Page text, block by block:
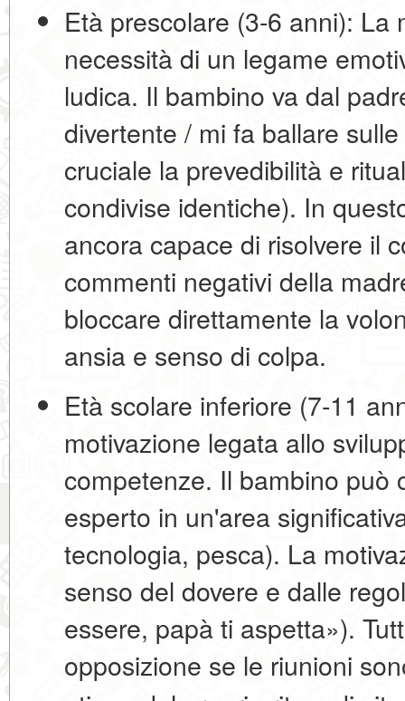
Età prescolare (3-6 anni): La
necessità di un legame
ludica. Il bambino va dal
divertente / mi fa ballare
cruciale la prevedibilità e
condivise identiche). In
ancora capace di risolvere il
commenti negativi della
bloccare direttamente la
ansia e senso di colpa.
Età scolare inferiore (7-11
motivazione legata allo
competenze. Il bambino può
esperto in un'area
tecnologia, pesca). La
senso del dovere e dalle
essere, papà ti aspetta»).
opposizione se le riunioni